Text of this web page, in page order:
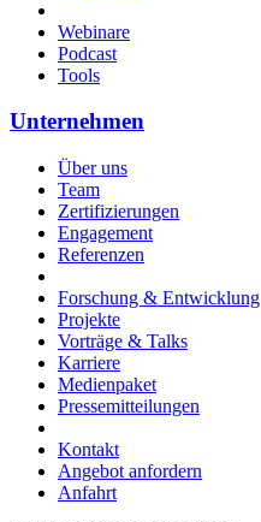
Webinare
Podcast
Tools
Unternehmen
Über uns
Team
Zertifizierungen
Engagement
Referenzen
Forschung & Entwicklung
Projekte
Vorträge & Talks
Karriere
Medienpaket
Pressemitteilungen
Kontakt
Angebot anfordern
Anfahrt